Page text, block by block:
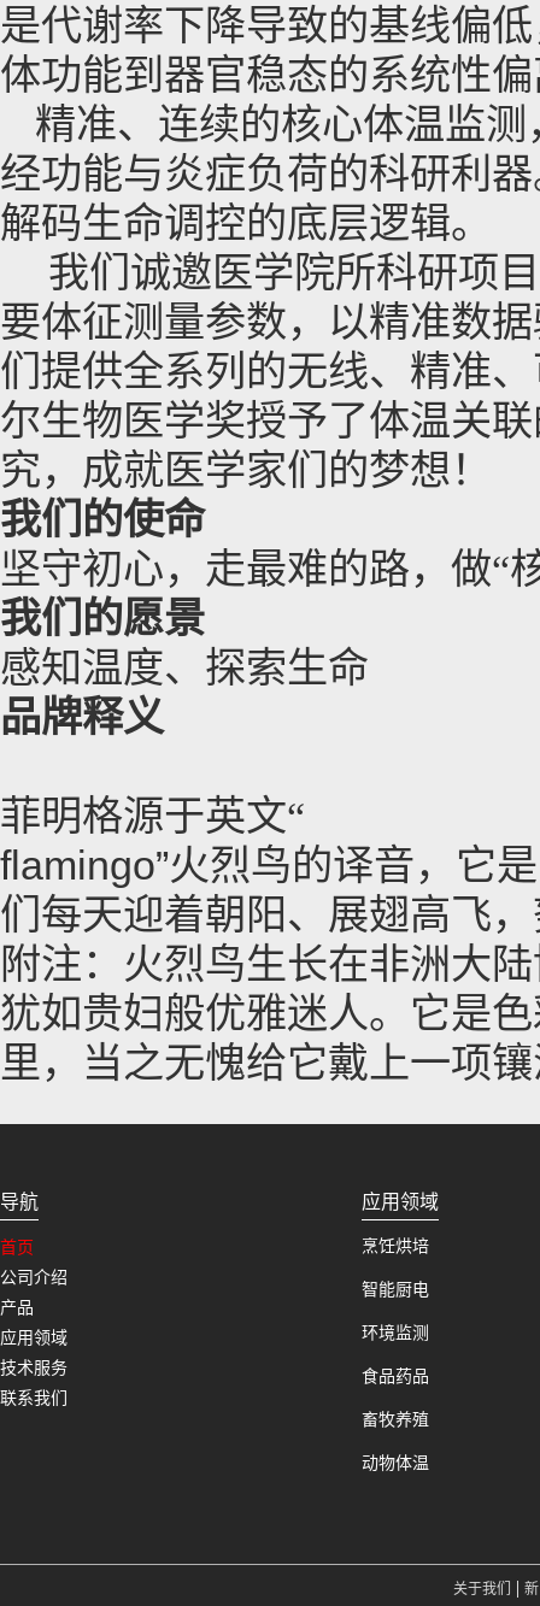
是代谢率下降导致的基线偏
体功能到器官稳态的系统性
精准、连续的核心体温监
经功能与炎症负荷的科研利
解码生命调控的底层逻辑。
我们诚邀医学院所科研项
要体征测量参数，以精准数
们提供全系列的无线、精准
尔生物医学奖授予了体温关
究，成就医学家们的梦想！
我们的使命
坚守初心，走最难的路，做“
我们的愿景
感知温度、探索生命
品牌释义
菲明格源于英文“
flamingo”火烈鸟的译音，它
们每天迎着朝阳、展翅高飞
附注：火烈鸟生长在非洲大
犹如贵妇般优雅迷人。它是
里，当之无愧给它戴上一项
导航
首页
公司介绍
产品
应用领域
技术服务
联系我们
应用领域
烹饪烘培
智能厨电
环境监测
食品药品
畜牧养殖
动物体温
关于我们